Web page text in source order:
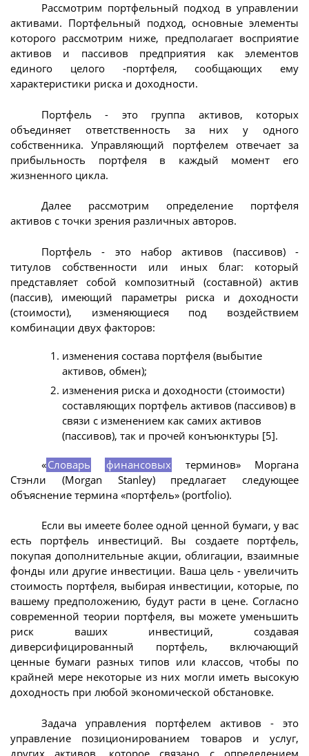
Рассмотрим портфельный подход в управлении
активами. Портфельный подход, основные элементы
которого рассмотрим ниже, предполагает восприятие
активов и пассивов предприятия как элементов
единого целого -портфеля, сообщающих ему
характеристики риска и доходности.
Портфель - это группа активов, которых
объединяет ответственность за них у одного
собственника. Управляющий портфелем отвечает за
прибыльность портфеля в каждый момент его
жизненного цикла.
Далее рассмотрим определение портфеля
активов с точки зрения различных авторов.
Портфель - это набор активов (пассивов) -
титулов собственности или иных благ: который
представляет собой композитный (составной) актив
(пассив), имеющий параметры риска и доходности
(стоимости), изменяющиеся под воздействием
комбинации двух факторов:
изменения состава портфеля (выбытие
активов, обмен);
изменения риска и доходности (стоимости)
составляющих портфель активов (пассивов) в
связи с изменением как самих активов
(пассивов), так и прочей конъюнктуры [5].
«Словарь финансовых терминов» Моргана
Стэнли (Morgan Stanley) предлагает следующее
объяснение термина «портфель» (portfolio).
Если вы имеете более одной ценной бумаги, у вас
есть портфель инвестиций. Вы создаете портфель,
покупая дополнительные акции, облигации, взаимные
фонды или другие инвестиции. Ваша цель - увеличить
стоимость портфеля, выбирая инвестиции, которые, по
вашему предположению, будут расти в цене. Согласно
современной теории портфеля, вы можете уменьшить
риск ваших инвестиций, создавая
диверсифицированный портфель, включающий
ценные бумаги разных типов или классов, чтобы по
крайней мере некоторые из них могли иметь высокую
доходность при любой экономической обстановке.
Задача управления портфелем активов - это
управление позиционированием товаров и услуг,
других активов, которое связано с определением